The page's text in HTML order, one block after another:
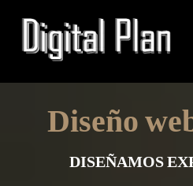
Diseño
DISEÑAMOS